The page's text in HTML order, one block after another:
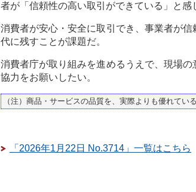
者が「信頼性の高い取引ができている」と感
消費者が安心・安全に取引でき、事業者が
代に残すことが課題だ。
消費者庁が取り組みを進めるうえで、現場
協力をお願いしたい。
（注）商品・サービスの品質を、実際よりも優れてい
「2026年1月22日 No.3714」一覧はこちら